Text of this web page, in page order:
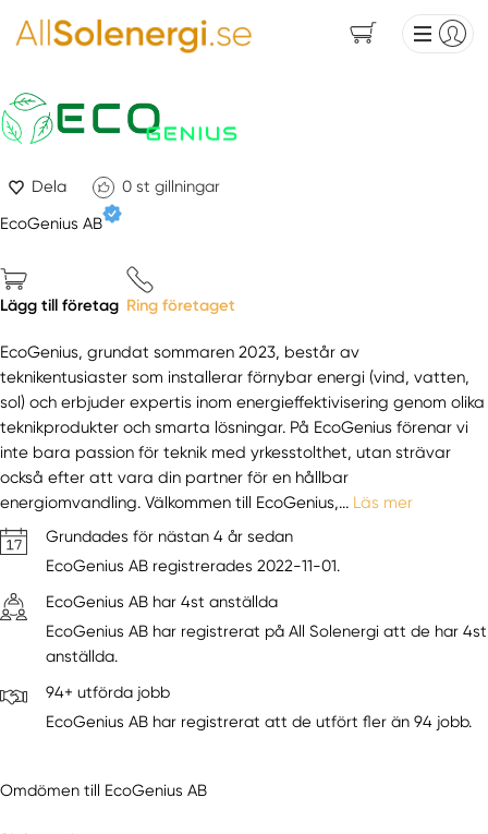
Dela 0 st gillningar
EcoGenius AB
Lägg till företag Ring företaget
EcoGenius, grundat sommaren 2023, består av
teknikentusiaster som installerar förnybar energi (vind, vatten,
sol) och erbjuder expertis inom energieffektivisering genom olika
teknikprodukter och smarta lösningar. På EcoGenius förenar vi
inte bara passion för teknik med yrkesstolthet, utan strävar
också efter att vara din partner för en hållbar
energiomvandling. Välkommen till EcoGenius,... Läs mer
Grundades för nästan 4 år sedan
EcoGenius AB registrerades 2022-11-01.
EcoGenius AB har 4st anställda
EcoGenius AB har registrerat på All Solenergi att de har 4st
anställda.
94+ utförda jobb
EcoGenius AB har registrerat att de utfört fler än 94 jobb.
Omdömen till EcoGenius AB